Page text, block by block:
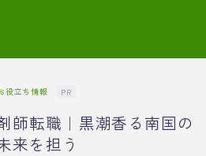
役立ち情報 PR
師転職｜黒潮香る南国の
来を担う